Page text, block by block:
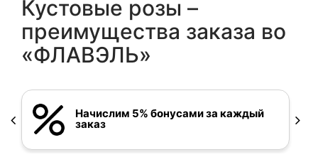
Кустовые розы –
преимущества заказа во
«ФЛАВЭЛЬ»
Начислим 5% бонусами за каждый
заказ